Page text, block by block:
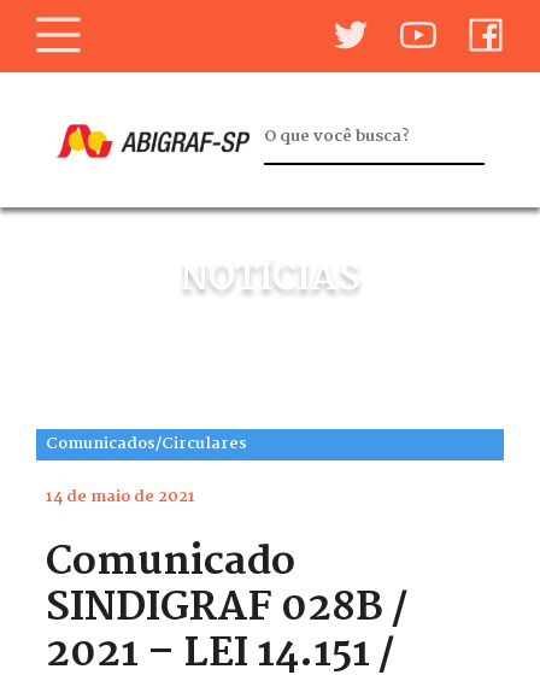
NOTÍCIAS
Comunicados/Circulares
14 de maio de 2021
Comunicado
SINDIGRAF 028B /
2021 – LEI 14.151 /